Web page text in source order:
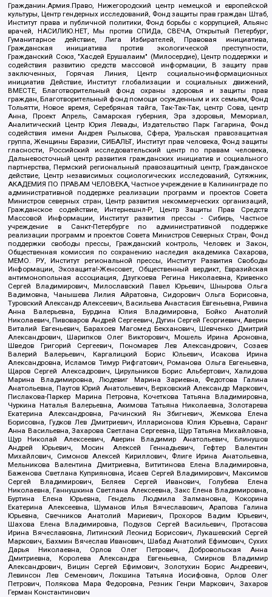
Гражданин.Армия.Право, Нижегородский центр немецкой и европейской
культуры, Центр гендерных исследований, Фонд защиты прав граждан Штаб,
Институт права и публичной политики, Фонд борьбы с коррупцией, Альянс
врачей, НАСИЛИЮ.НЕТ, Мы против СПИДа, СВЕЧА, Открытый Петербург,
Гуманитарное действие, Лига Избирателей, Правовая инициатива,
Гражданская инициатива против экологической преступности,
Гражданский Союз, "Хасдей Ерушалаим" (Милосердие), Центр поддержки и
содействия развитию средств массовой информации, В защиту прав
заключенных, Горячая Линия, Центр социально-информационных
инициатив Действие, Институт глобализации и социальных движений,
ВМЕСТЕ, Благотворительный фонд охраны здоровья и защиты прав
граждан, Благотворительный фонд помощи осужденным и их семьям, Фонд
Тольятти, Новое время, Серебряная тайга, Так-Так-Так, центр Сова, центр
Анна, Проект Апрель, Самарская губерния, Эра здоровья, Мемориал,
Аналитический Центр Юрия Левады, Издательство Парк Гагарина, Фонд
содействия имени Андрея Рылькова, Сфера, Уральская правозащитная
группа, Женщины Евразии, СИБАЛЬТ, Институт прав человека, Фонд защиты
гласности, Российский исследовательский центр по правам человека,
Дальневосточный центр развития гражданских инициатив и социального
партнерства, Пермский региональный правозащитный центр, Гражданское
действие, Центр независимых социологических исследований, Сутяжник,
АКАДЕМИЯ ПО ПРАВАМ ЧЕЛОВЕКА, Частное учреждение в Калининграде по
административной поддержке реализации программ и проектов Совета
Министров северных стран, Центр развития некоммерческих организаций,
Гражданское содействие, Интернешнл-Р, Центр Защиты Прав Средств
Массовой Информации, Институт развития прессы - Сибирь, Частное
учреждение в Санкт-Петербурге по административной поддержке
реализации программ и проектов Совета Министров Северных Стран, Фонд
поддержки свободы прессы, Гражданский контроль, Человек и Закон,
Общественная комиссия по сохранению наследия академика Сахарова,
МЕМО. РУ, Институт региональной прессы, Институт Развития Свободы
Информации, Экозащита!-Женсовет, Общественный вердикт, Евразийская
антимонопольная ассоциация, Дзугкоева Регина Николаевна, Кривенко
Сергей Владимирович, Милославский Павел Юрьевич, Шнырова Ольга
Вадимовна, Чанышева Лилия Айратовна, Сидорович Ольга Борисовна,
Туровский Александр Алексеевич, Васильева Анастасия Евгеньевна, Ривина
Анна Валерьевна, Бурдина Юлия Владимировна, Бойко Анатолий
Николаевич, Пивоваров Андрей Сергеевич, Дугин Сергей Георгиевич, Аверин
Виталий Евгеньевич, Барахоев Магомед Бекханович, Шевченко Дмитрий
Александрович, Шарипков Олег Викторович, Мошель Ирина Ароновна,
Шведов Григорий Сергеевич, Пономарев Лев Александрович, Созаев
Валерий Валерьевич, Каргалицкий Борис Юльевич, Исакова Ирина
Александровна, Исламов Тимур Рифгатович, Романова Ольга Евгеньевна,
Щаров Сергей Алексадрович, Цирульников Борис Альбертович, Халидова
Марина Владимировна, Людевиг Марина Зариевна, Федотова Галина
Анатольевна, Паутов Юрий Анатольевич, Верховский Александр Маркович,
Пислакова-Паркер Марина Петровна, Кочеткова Татьяна Владимировна,
Чуркина Наталья Валерьевна, Акимова Татьяна Николаевна, Золотарева
Екатерина Александровна, Рачинский Ян Збигневич, Жемкова Елена
Борисовна, Гудков Лев Дмитриевич, Илларионова Юлия Юрьевна, Саранг
Анна Васильевна, Захарова Светлана Сергеевна, Щур Татьяна Михайловна,
Щур Николай Алексеевич, Аверин Владимир Анатольевич, Блинушов
Андрей Юрьевич, Мосин Алексей Геннадьевич, Гефтер Валентин
Михайлович, Симонов Алексей Кириллович, Флиге Ирина Анатольевна,
Мельникова Валентина Дмитриевна, Вититинова Елена Владимировна,
Баженова Светлана Куприяновна, Исаев Сергей Владимирович, Максимов
Сергей Владимирович, Беляев Сергей Иванович, Голубева Елена
Николаевна, Ганнушкина Светлана Алексеевна, Закс Елена Владимировна,
Буртина Елена Юрьевна, Гендель Людмила Залмановна, Кокорина
Екатерина Алексеевна, Шуманов Илья Вячеславович, Арапова Галина
Юрьевна, Свечников Анатолий Мариевич, Прохоров Вадим Юрьевич,
Шахова Елена Владимировна, Подузов Сергей Васильевич, Протасова
Ирина Вячеславовна, Литинский Леонид Борисович, Лукашевский Сергей
Маркович, Бахмин Вячеслав Иванович, Шабад Анатолий Ефимович, Сухих
Дарья Николаевна, Орлов Олег Петрович, Добровольская Анна
Дмитриевна, Королева Александра Евгеньевна, Смирнов Владимир
Александрович, Вицин Сергей Ефимович, Золотухин Борис Андреевич,
Левинсон Лев Семенович, Локшина Татьяна Иосифовна, Орлов Олег
Петрович, Полякова Мара Федоровна, Резник Генри Маркович, Захаров
Герман Константинович